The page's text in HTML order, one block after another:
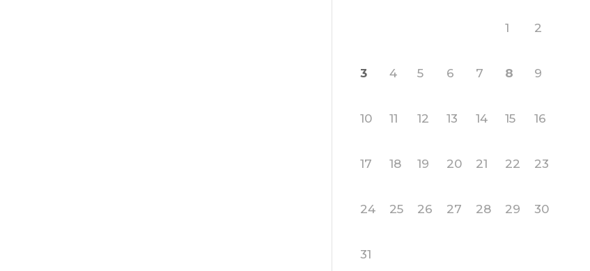
1 2
3 4 5 6 7 8 9
10 11 12 13 14 15 16
17 18 19 20 21 22 23
24 25 26 27 28 29 30
31